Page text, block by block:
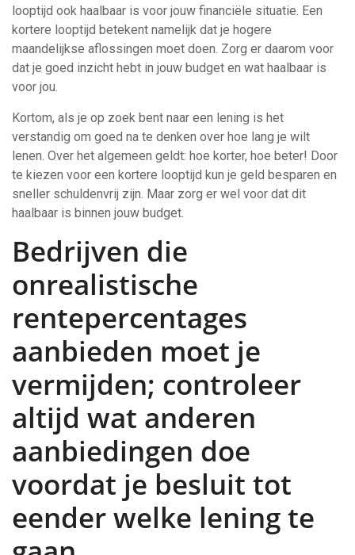
looptijd ook haalbaar is voor jouw financiële situatie. Een
kortere looptijd betekent namelijk dat je hogere
maandelijkse aflossingen moet doen. Zorg er daarom voor
dat je goed inzicht hebt in jouw budget en wat haalbaar is
voor jou.
Kortom, als je op zoek bent naar een lening is het
verstandig om goed na te denken over hoe lang je wilt
lenen. Over het algemeen geldt: hoe korter, hoe beter! Door
te kiezen voor een kortere looptijd kun je geld besparen en
sneller schuldenvrij zijn. Maar zorg er wel voor dat dit
haalbaar is binnen jouw budget.
Bedrijven die
onrealistische
rentepercentages
aanbieden moet je
vermijden; controleer
altijd wat anderen
aanbiedingen doe
voordat je besluit tot
eender welke lening te